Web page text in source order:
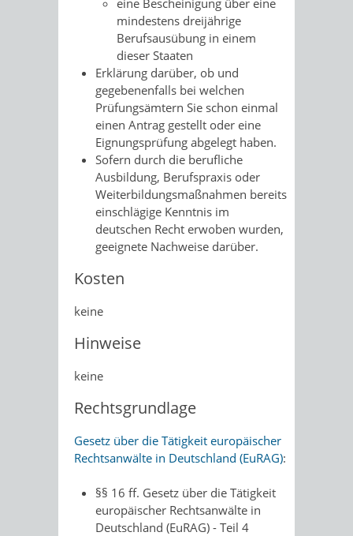
mindestens dreijährige
Berufsausübung in einem
dieser Staaten
Erklärung darüber, ob und
gegebenenfalls bei welchen
Prüfungsämtern Sie schon einmal
einen Antrag gestellt oder eine
Eignungsprüfung abgelegt haben.
Sofern durch die berufliche
Ausbildung, Berufspraxis oder
Weiterbildungsmaßnahmen bereits
einschlägige Kenntnis im
deutschen Recht erwoben wurden,
geeignete Nachweise darüber.
Kosten
keine
Hinweise
keine
Rechtsgrundlage
Gesetz über die Tätigkeit europäischer
Rechtsanwälte in Deutschland (EuRAG):
§§ 16 ff. Gesetz über die Tätigkeit
europäischer Rechtsanwälte in
Deutschland (EuRAG) - Teil 4